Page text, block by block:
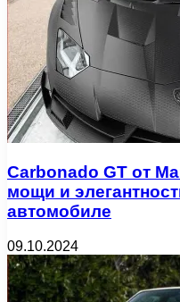
Carbonado GT от
мощи и
автомобиле
09.10.2024